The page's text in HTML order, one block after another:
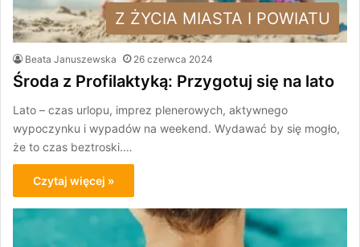
Z ŻYCIA MIASTA I POWIATU
Beata Januszewska 26 czerwca 2024
Środa z Profilaktyką: Przygotuj się na lato
Lato – czas urlopu, imprez plenerowych, aktywnego
wypoczynku i wypadów na weekend. Wydawać by się mogło,
że to czas beztroski.…
Czytaj więcej »